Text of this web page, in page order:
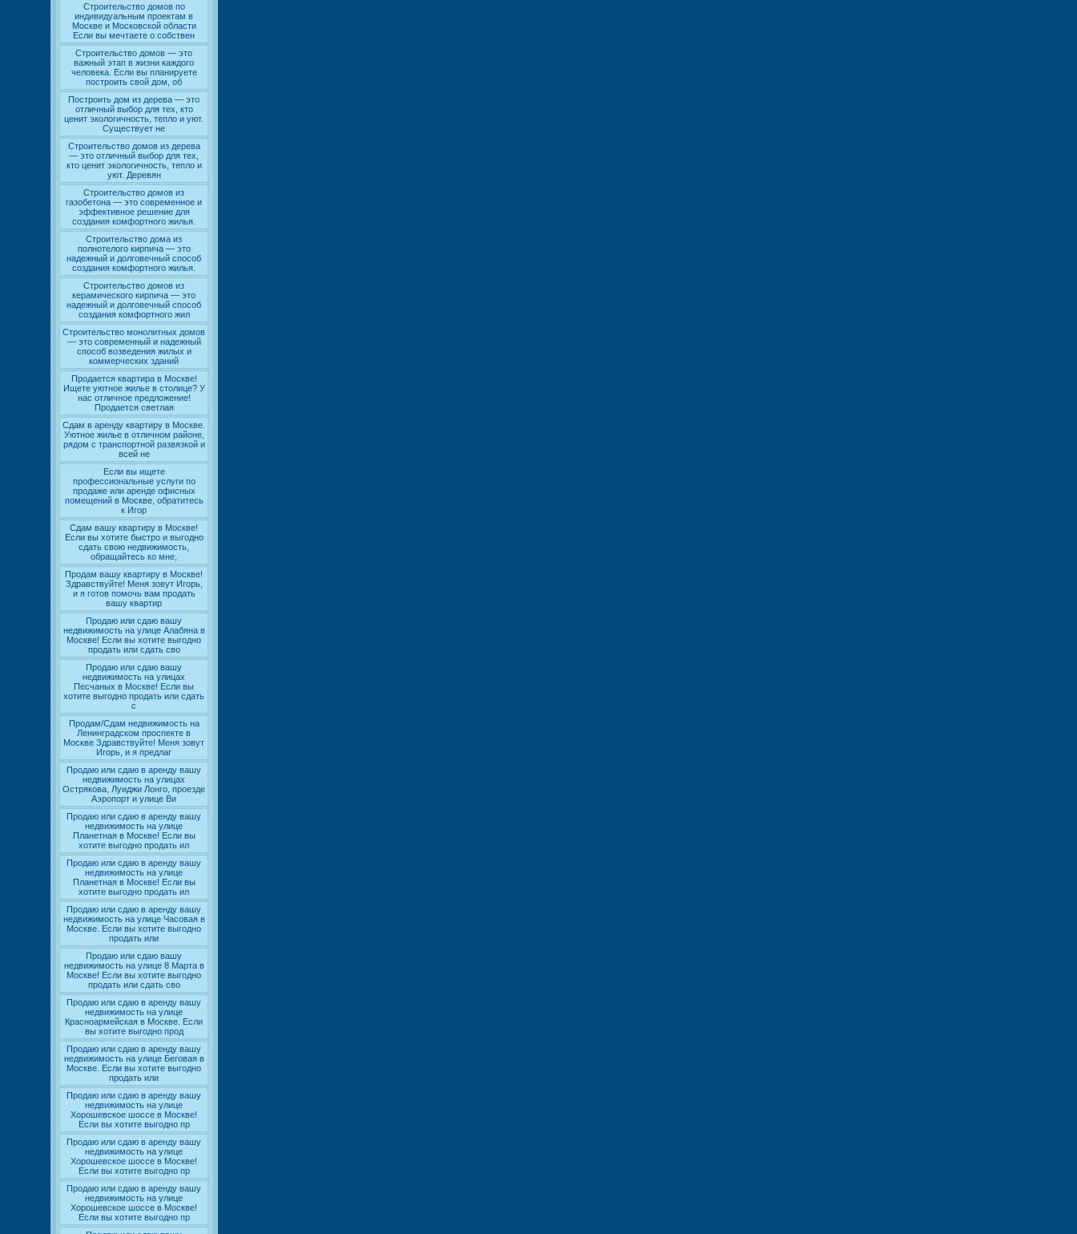
Строительство домов по
индивидуальным проектам в
Москве и Московской области
Если вы мечтаете о собствен
Строительство домов — это
важный этап в жизни каждого
человека. Если вы планируете
построить свой дом, об
Построить дом из дерева — это
отличный выбор для тех, кто
ценит экологичность, тепло и уют.
Существует не
Строительство домов из дерева
— это отличный выбор для тех,
кто ценит экологичность, тепло и
уют. Деревян
Строительство домов из
газобетона — это современное и
эффективное решение для
создания комфортного жилья.
Строительство дома из
полнотелого кирпича — это
надежный и долговечный способ
создания комфортного жилья.
Строительство домов из
керамического кирпича — это
надежный и долговечный способ
создания комфортного жил
Строительство монолитных домов
— это современный и надежный
способ возведения жилых и
коммерческих зданий
Продается квартира в Москве!
Ищете уютное жилье в столице? У
нас отличное предложение!
Продается светлая
Сдам в аренду квартиру в Москве.
Уютное жилье в отличном районе,
рядом с транспортной развязкой и
всей не
Если вы ищете
профессиональные услуги по
продаже или аренде офисных
помещений в Москве, обратитесь
к Игор
Сдам вашу квартиру в Москве!
Если вы хотите быстро и выгодно
сдать свою недвижимость,
обращайтесь ко мне,
Продам вашу квартиру в Москве!
Здравствуйте! Меня зовут Игорь,
и я готов помочь вам продать
вашу квартир
Продаю или сдаю вашу
недвижимость на улице Алабяна в
Москве! Если вы хотите выгодно
продать или сдать сво
Продаю или сдаю вашу
недвижимость на улицах
Песчаных в Москве! Если вы
хотите выгодно продать или сдать
с
Продам/Сдам недвижимость на
Ленинградском проспекте в
Москве Здравствуйте! Меня зовут
Игорь, и я предлаг
Продаю или сдаю в аренду вашу
недвижимость на улицах
Острякова, Луиджи Лонго, проезде
Аэропорт и улице Ви
Продаю или сдаю в аренду вашу
недвижимость на улице
Планетная в Москве! Если вы
хотите выгодно продать ил
Продаю или сдаю в аренду вашу
недвижимость на улице
Планетная в Москве! Если вы
хотите выгодно продать ил
Продаю или сдаю в аренду вашу
недвижимость на улице Часовая в
Москве. Если вы хотите выгодно
продать или
Продаю или сдаю вашу
недвижимость на улице 8 Марта в
Москве! Если вы хотите выгодно
продать или сдать сво
Продаю или сдаю в аренду вашу
недвижимость на улице
Красноармейская в Москве. Если
вы хотите выгодно прод
Продаю или сдаю в аренду вашу
недвижимость на улице Беговая в
Москве. Если вы хотите выгодно
продать или
Продаю или сдаю в аренду вашу
недвижимость на улице
Хорошевское шоссе в Москве!
Если вы хотите выгодно пр
Продаю или сдаю в аренду вашу
недвижимость на улице
Хорошевское шоссе в Москве!
Если вы хотите выгодно пр
Продаю или сдаю в аренду вашу
недвижимость на улице
Хорошевское шоссе в Москве!
Если вы хотите выгодно пр